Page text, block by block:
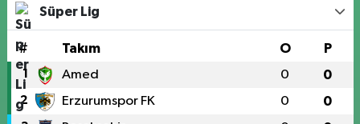
Süper Lig
# Takım O P
1 Amed 0 0
2 Erzurumspor FK 0 0